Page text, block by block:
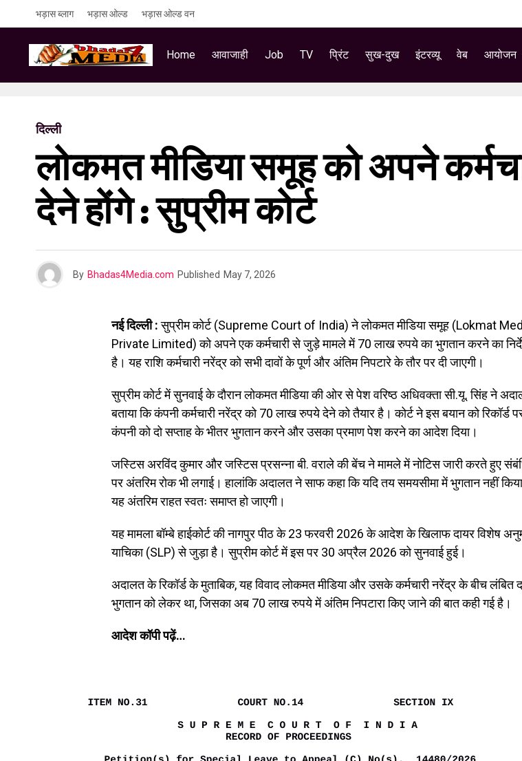
भड़ास ब्लाग भड़ास ओल्ड भड़ास ओल्ड वन
Home आवाजाही Job TV प्रिंट सुख-दुख इंटरव्यू वेब आयोजन
दिल्ली
लोकमत मीडिया समूह को अपने
देने होंगे : सुप्रीम कोर्ट
By Bhadas4Media.com Published May 7, 2026
नई दिल्ली :सुप्रीम कोर्ट (Supreme Court of India) ने लोकमत मीडिया समूह (Lokmat
Private Limited) को अपने एक कर्मचारी से जुड़े मामले में 70 लाख रुपये का भुगतान करने का
है। यह राशि कर्मचारी नरेंद्र को सभी दावों के पूर्ण और अंतिम निपटारे के तौर पर दी जाएगी।
सुप्रीम कोर्ट में सुनवाई के दौरान लोकमत मीडिया की ओर से पेश वरिष्ठ अधिवक्ता सी.यू. सिंह ने
बताया कि कंपनी कर्मचारी नरेंद्र को 70 लाख रुपये देने को तैयार है। कोर्ट ने इस बयान को रिकॉर्ड
कंपनी को दो सप्ताह के भीतर भुगतान करने और उसका प्रमाण पेश करने का आदेश दिया।
जस्टिस अरविंद कुमार और जस्टिस प्रसन्ना बी. वराले की बेंच ने मामले में नोटिस जारी करते हुए
पर अंतरिम रोक भी लगाई। हालांकि अदालत ने साफ कहा कि यदि तय समयसीमा में भुगतान नहीं किया
यह अंतरिम राहत स्वतः समाप्त हो जाएगी।
यह मामला बॉम्बे हाईकोर्ट की नागपुर पीठ के 23 फरवरी 2026 के आदेश के खिलाफ दायर विशेष
याचिका (SLP) से जुड़ा है। सुप्रीम कोर्ट में इस पर 30 अप्रैल 2026 को सुनवाई हुई।
अदालत के रिकॉर्ड के मुताबिक, यह विवाद लोकमत मीडिया और उसके कर्मचारी नरेंद्र के बीच लंबित
भुगतान को लेकर था, जिसका अब 70 लाख रुपये में अंतिम निपटारा किए जाने की बात कही गई है।
आदेश कॉपी पढ़ें…